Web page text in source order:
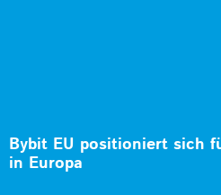
Bybit EU positioniert sich
in Europa